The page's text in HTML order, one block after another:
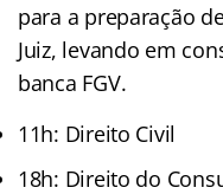
para a preparação
Juiz, levando em
banca FGV.
11h: Direito Civil
18h: Direito do